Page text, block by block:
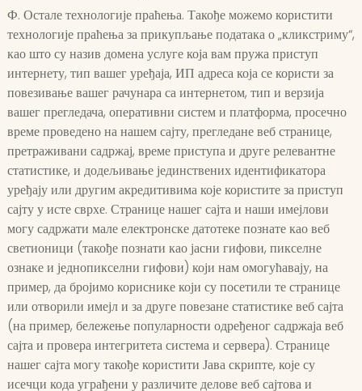
Ф. Остале технологије праћења. Такође можемо користити
технологије праћења за прикупљање података о „кликстриму“,
као што су назив домена услуге која вам пружа приступ
интернету, тип вашег уређаја, ИП адреса која се користи за
повезивање вашег рачунара са интернетом, тип и верзија
вашег прегледача, оперативни систем и платформа, просечно
време проведено на нашем сајту, прегледане веб странице,
претраживани садржај, време приступа и друге релевантне
статистике, и додељивање јединствених идентификатора
уређају или другим акредитивима које користите за приступ
сајту у исте сврхе. Странице нашег сајта и наши имејлови
могу садржати мале електронске датотеке познате као веб
светионици (такође познати као јасни гифови, пикселне
ознаке и једнопикселни гифови) који нам омогућавају, на
пример, да бројимо кориснике који су посетили те странице
или отворили имејл и за друге повезане статистике веб сајта
(на пример, бележење популарности одређеног садржаја веб
сајта и провера интегритета система и сервера). Странице
нашег сајта могу такође користити Јава скрипте, које су
исечци кода уграђени у различите делове веб сајтова и